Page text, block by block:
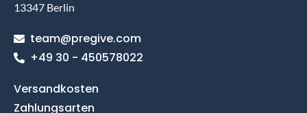
13347 Berlin
team@pregive.com
+49 30 - 450578022
Versandkosten
Zahlungsarten